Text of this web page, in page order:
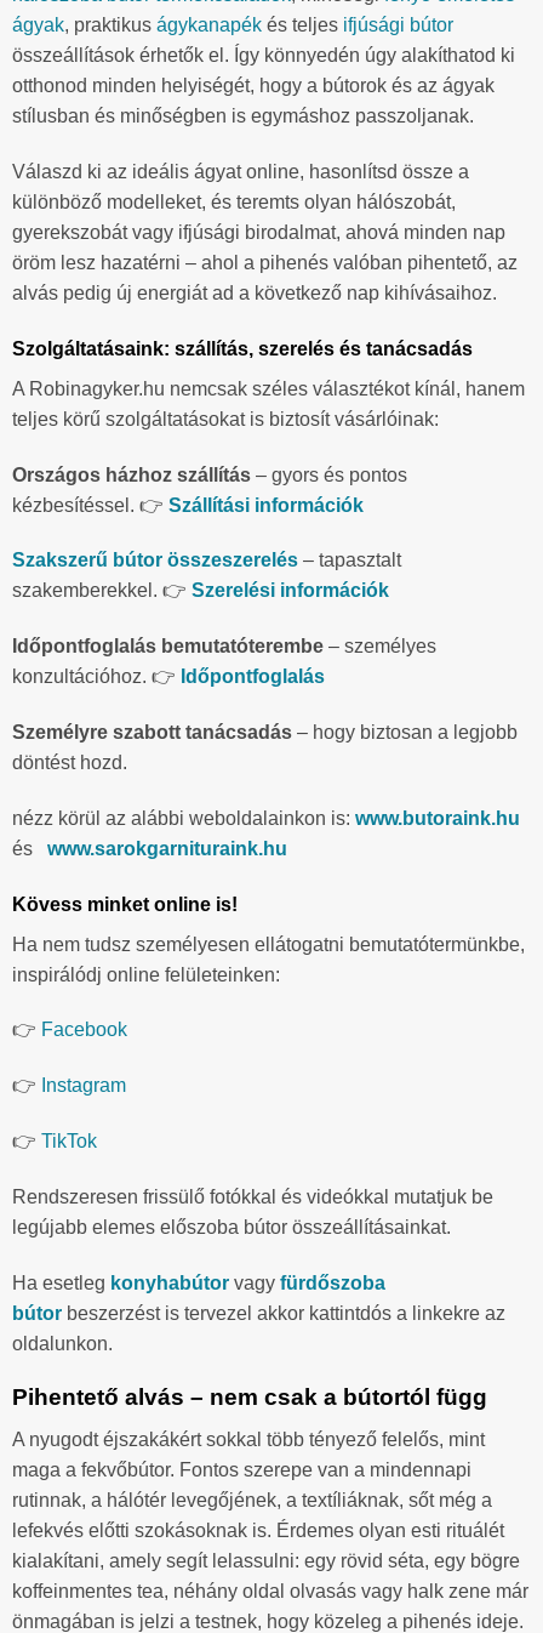
ágyak, praktikus ágykanapék és teljes ifjúsági bútor
összeállítások érhetők el. Így könnyedén úgy alakíthatod ki
otthonod minden helyiségét, hogy a bútorok és az ágyak
stílusban és minőségben is egymáshoz passzoljanak.
Válaszd ki az ideális ágyat online, hasonlítsd össze a
különböző modelleket, és teremts olyan hálószobát,
gyerekszobát vagy ifjúsági birodalmat, ahová minden nap
öröm lesz hazatérni – ahol a pihenés valóban pihentető, az
alvás pedig új energiát ad a következő nap kihívásaihoz.
Szolgáltatásaink: szállítás, szerelés és tanácsadás
A Robinagyker.hu nemcsak széles választékot kínál, hanem
teljes körű szolgáltatásokat is biztosít vásárlóinak:
Országos házhoz szállítás – gyors és pontos
kézbesítéssel. 👉 Szállítási információk
Szakszerű bútor összeszerelés – tapasztalt
szakemberekkel. 👉 Szerelési információk
Időpontfoglalás bemutatóterembe – személyes
konzultációhoz. 👉 Időpontfoglalás
Személyre szabott tanácsadás – hogy biztosan a legjobb
döntést hozd.
nézz körül az alábbi weboldalainkon is: www.butoraink.hu
és www.sarokgarnituraink.hu
Kövess minket online is!
Ha nem tudsz személyesen ellátogatni bemutatótermünkbe,
inspirálódj online felületeinken:
👉 Facebook
👉 Instagram
👉 TikTok
Rendszeresen frissülő fotókkal és videókkal mutatjuk be
legújabb elemes előszoba bútor összeállításainkat.
Ha esetleg konyhabútor vagy fürdőszoba
bútor beszerzést is tervezel akkor kattintdós a linkekre az
oldalunkon.
Pihentető alvás – nem csak a bútortól függ
A nyugodt éjszakákért sokkal több tényező felelős, mint
maga a fekvőbútor. Fontos szerepe van a mindennapi
rutinnak, a hálótér levegőjének, a textíliáknak, sőt még a
lefekvés előtti szokásoknak is. Érdemes olyan esti rituálét
kialakítani, amely segít lelassulni: egy rövid séta, egy bögre
koffeinmentes tea, néhány oldal olvasás vagy halk zene már
önmagában is jelzi a testnek, hogy közeleg a pihenés ideje.